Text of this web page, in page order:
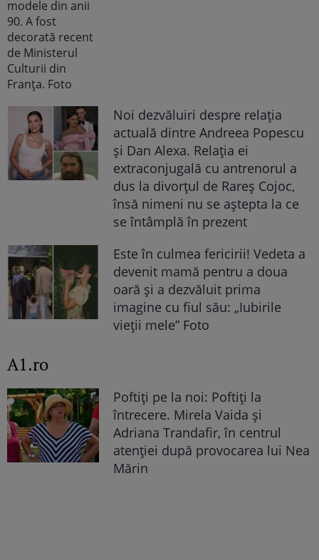
Noi dezvăluiri despre relația
actuală dintre Andreea Popescu
și Dan Alexa. Relația ei
extraconjugală cu antrenorul a
dus la divorțul de Rareș Cojoc,
însă nimeni nu se aștepta la ce
se întâmplă în prezent
Este în culmea fericirii! Vedeta a
devenit mamă pentru a doua
oară și a dezvăluit prima
imagine cu fiul său: „Iubirile
vieții mele” Foto
A1.ro
Poftiți pe la noi: Poftiți la
întrecere. Mirela Vaida și
Adriana Trandafir, în centrul
atenției după provocarea lui Nea
Mărin